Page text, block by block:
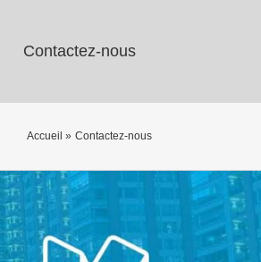
Contactez-nous
Accueil Contactez-nous